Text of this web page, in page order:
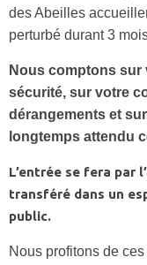
des Abeilles
perturbé durant 3
Nous comptons
sécurité, sur votre
dérangements et
longtemps attendu
L’entrée se fera par
transféré dans un
public.
Nous profitons de